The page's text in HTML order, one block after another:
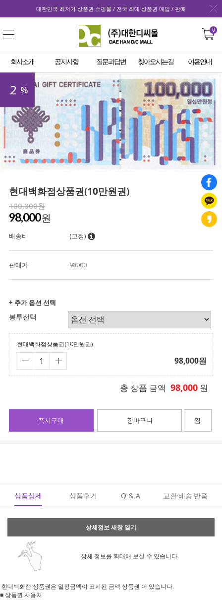
대한민국 최저가 상품권 쇼핑몰 / 전국 최대 상품권 매입 / 판매
0
회사소개 공지사항 질문과답변 찾아오시는길 이용안내
2 %
현대백화점상품권(10만원권)
100,000원
98,000원
배송비 (고정)
판매가 98000
+ 추가 옵션 선택
봉투선택
현대백화점상품권(10만원권)
98,000원
총 상품 금액 98,000 원
즉시구매 장바구니 찜
상품상세 상품후기 Q & A 교환·배송·반품
상세정보 새창 열기
상세 정보를 확대해 보실 수 있습니다.
현대백화점 상품권은 일정금액이 표시된 금액 상품권 이 있습니다.
■ 상품권 사용처